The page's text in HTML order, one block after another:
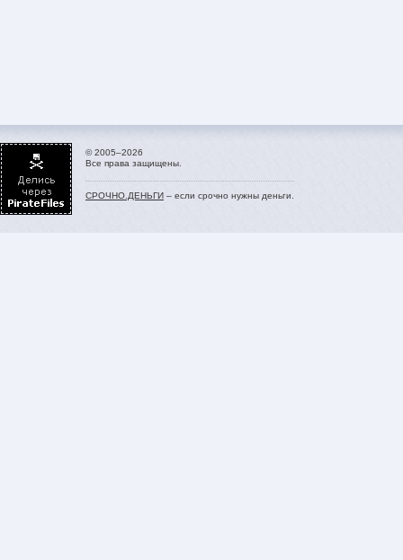
© 2005–2026
Все права защищены.
СРОЧНО.ДЕНЬГИ – если срочно нужны деньги.